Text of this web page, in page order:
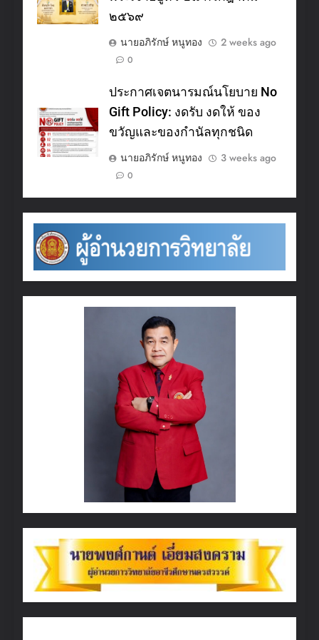
๒๕๖๙
นายอภิรักษ์ หนูทอง
2 weeks ago
0
ประกาศเจตนารมณ์นโยบาย No
Gift Policy: งดรับ งดให้ ของ
ขวัญและของกำนัลทุกชนิด
นายอภิรักษ์ หนูทอง
3 weeks ago
0